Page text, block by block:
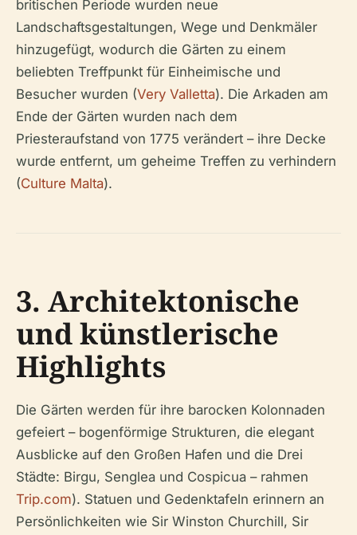
britischen Periode wurden neue
Landschaftsgestaltungen, Wege und Denkmäler
hinzugefügt, wodurch die Gärten zu einem
beliebten Treffpunkt für Einheimische und
Besucher wurden (Very Valletta). Die Arkaden am
Ende der Gärten wurden nach dem
Priesteraufstand von 1775 verändert – ihre Decke
wurde entfernt, um geheime Treffen zu verhindern
(Culture Malta).
3. Architektonische
und künstlerische
Highlights
Die Gärten werden für ihre barocken Kolonnaden
gefeiert – bogenförmige Strukturen, die elegant
Ausblicke auf den Großen Hafen und die Drei
Städte: Birgu, Senglea und Cospicua – rahmen
Trip.com). Statuen und Gedenktafeln erinnern an
Persönlichkeiten wie Sir Winston Churchill, Sir